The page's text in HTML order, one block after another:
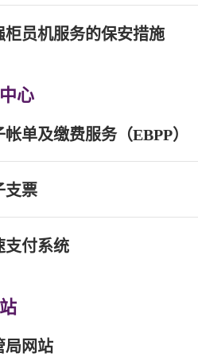
柜员机服务的保安措施
心
帐单及缴费服务（EBPP）
支票
支付系统
局网站